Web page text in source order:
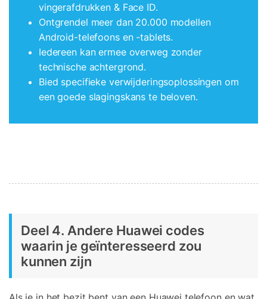
vingerafdrukken & Face ID.
Ontgrendel meer dan 20.000 modellen
Android-telefoons en -tablets.
Iedereen kan ermee overweg zonder
technische achtergrond.
Bied specifieke verwijderingsoplossingen om
een goede slagingskans te beloven.
Deel 4. Andere Huawei codes
waarin je geïnteresseerd zou
kunnen zijn